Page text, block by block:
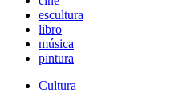
escultura
libro
música
pintura
Cultura